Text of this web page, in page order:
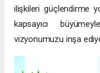
ilişkileri güçlendirme
kapsayıcı
vizyonumuzu inşa